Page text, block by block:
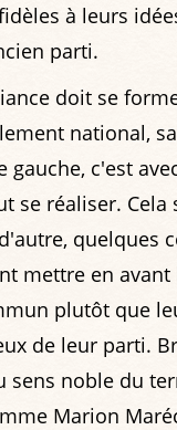
à leurs
parti.
doit se
national,
gauche, c'est
se réaliser. Cela
quelques
mettre en
plutôt que
de leur parti.
sens noble du
Marion